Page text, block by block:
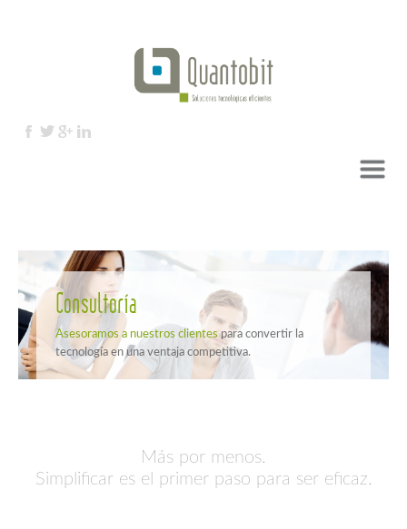
Consultoría
Asesoramos a nuestros clientes para convertir la
tecnología en una ventaja competitiva.
Más por menos.
Simplificar es el primer paso para ser eficaz.